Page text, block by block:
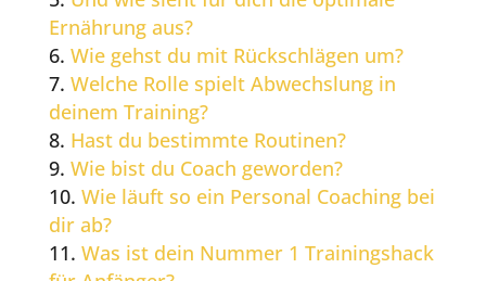
Ernährung aus?
Wie gehst du mit Rückschlägen um?
Welche Rolle spielt Abwechslung in
deinem Training?
Hast du bestimmte Routinen?
Wie bist du Coach geworden?
Wie läuft so ein Personal Coaching bei
dir ab?
Was ist dein Nummer 1 Trainingshack